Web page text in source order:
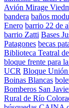
Avión Mirage
bandera baños
Enero barrio 22 de
barrio Zatti Bases
Patagones becas
Biblioteca Teatral
bloque frente para
UCR Bloque Unión
Boinas Blancas
Bomberos San
Rural de Río